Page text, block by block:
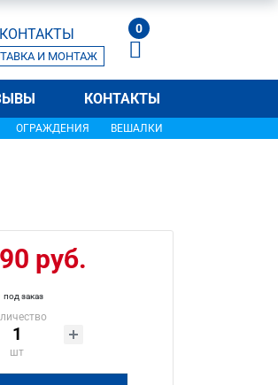
КОНТАКТЫ
И МОНТАЖ
0
КОНТАКТЫ
ОГРАЖДЕНИЯ ВЕШАЛКИ
руб.
под заказ
шт